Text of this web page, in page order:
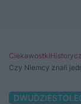
Czy Niemcy znali